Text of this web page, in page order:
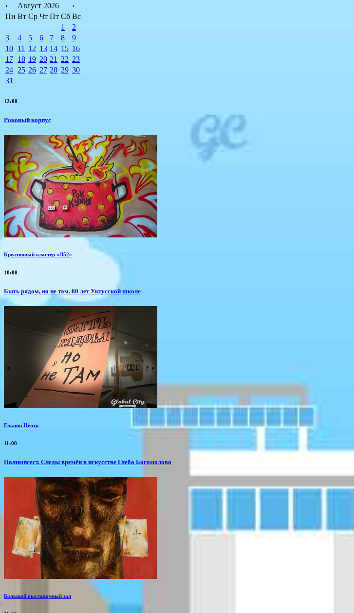
‹
Август 2026
›
Пн Вт Ср Чт Пт Сб Вс
1
2
3
4 5 6 7 8
9
10 11 12 13 14 15 16
17 18 19 20 21 22 23
24 25 26 27 28 29 30
31
12:00
Роковый корпус
Креативный кластер «Л52»
10:00
Быть рядом, но не там. 60 лет Уктусской школе
Ельцин Центр
11:00
Палимпсест. Следы времён в искусстве Глеба Богомолова
Большой выставочный зал